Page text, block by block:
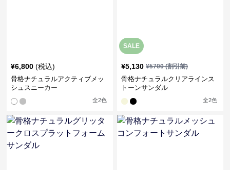
¥6,800 (税込)
骨格ナチュラルアクティブメッ
シュスニーカー
全2色
SALE
¥5,130 ¥5700(割引前)
骨格ナチュラルクリアラインス
トーンサンダル
全2色